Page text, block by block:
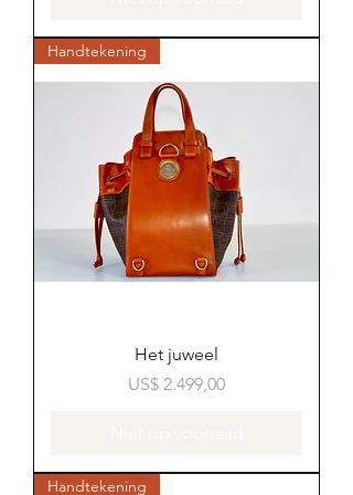
Handtekening
Het juweel
Prijs
US$ 2.499,00
Handtekening